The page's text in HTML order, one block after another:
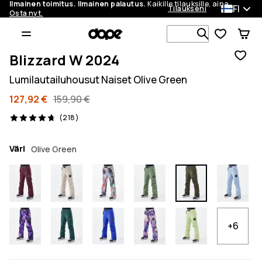
Ilmainen toimitus. Ilmainen palautus. Kaikille tilauksille, aina.
Osta nyt.
Tilaukseni FI
Etsi 1 000+
Blizzard W 2024
Lumilautailuhousut Naiset Olive Green
127,92 € 159,90 €
(218)
218 arvostelut, 4.7/5
Väri Olive Green
+6